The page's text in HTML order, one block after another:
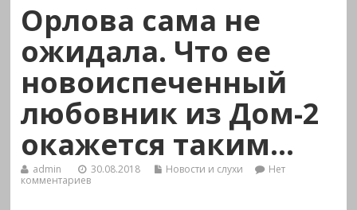
Орлова сама не
ожидала. Что ее
новоиспеченный
любовник из Дом-2
окажется таким…
admin 30.08.2018 Новости и слухи
Нет
комментариев